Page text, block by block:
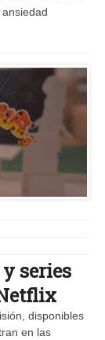
series
disponibles
en las